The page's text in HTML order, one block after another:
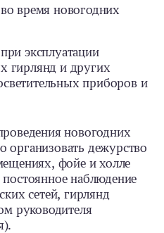
время новогодних
эксплуатации
гирлянд и других
приборов и
новогодних
организовать дежурство
фойе и холле
наблюдение
сетей, гирлянд
руководителя